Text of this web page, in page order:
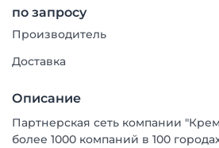
по запросу
Производитель
Доставка
Описание
Партнерская сеть компании
более 1000 компаний в 100